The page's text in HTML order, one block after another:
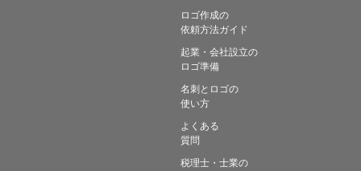
ロゴ作成の
依頼方法ガイド
起業・会社設立の
ロゴ準備
名刺とロゴの
使い方
よくある
質問
税理士・士業の